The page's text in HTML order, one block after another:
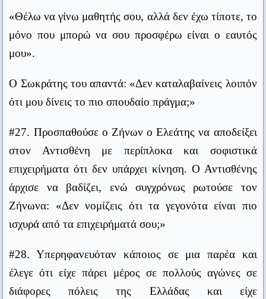
Η γλώσσα λανθάνουσα τ' αληθή λέγει.
Μένανδρος
περνούν καλύτερα ξύπνιοι.
Γούντι Άλεν
Καλύτερα να σε φθονούν παρά να σε λυπούνται.
Πίνδαρος
Οι μεγάλοι είναι μεγάλοι μόνο επειδή εμείς είμαστε
γονατιστοί.
Έρως ανίκατε μάχαν.
Ένα ποτήρι με νερό μέχρι τη μέση, ο απαισιόδοξος το βλέπει
μισοάδειο και ο απαισιόδοξος μισογεμάτο.
Διεθνής παροιμία
κολυμπώντας, ο Αθηναίος όμως έχανε τον καιρό
του καλώντας τη θεά Αθηνά σε βοήθεια. Ένας από
τους ναυαγούς, που κολυμπούσε κοντά του, του
«Συν Αθηνά και χείρα κίνει» (Φώναζε την Αθηνά,
#30. Όταν είδε ο Διογένης κρατικούς ταμίες να
έχουν πιάσει κάποιον που είχε κλέψει ένα
μπουκάλι, παρατήρησε: «Οι μεγάλοι κλέφτες έχουν
συλλάβει το μικρό κλέφτη».
πολίτης κι αυτός απάντησε: «Είμαι πολίτης του
κόσμου».
«Θέλω να γίνω μαθητής σου, αλλά δεν έχω τίποτε, το
μόνο που μπορώ να σου προσφέρω είναι ο εαυτός
μου».
Ο Σωκράτης του απαντά: «Δεν καταλαβαίνεις λοιπόν
ότι μου δίνεις το πιο σπουδαίο πράγμα;»
#27. Προσπαθούσε ο Ζήνων ο Ελεάτης να αποδείξει
στον Αντισθένη με περίπλοκα και σοφιστικά
επιχειρήματα ότι δεν υπάρχει κίνηση. Ο Αντισθένης
άρχισε να βαδίζει, ενώ συγχρόνως ρωτούσε τον
Ζήνωνα: «Δεν νομίζεις ότι τα γεγονότα είναι πιο
ισχυρά από τα επιχειρήματά σου;»
#28. Υπερηφανευόταν κάποιος σε μια παρέα και
έλεγε ότι είχε πάρει μέρος σε πολλούς αγώνες σε
διάφορες πόλεις της Ελλάδας και είχε